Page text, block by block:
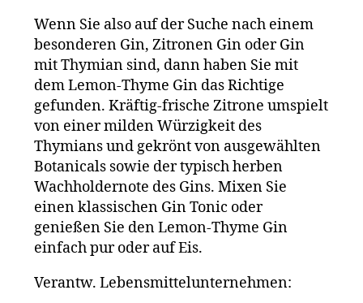
Wenn Sie also auf der Suche nach einem
besonderen Gin, Zitronen Gin oder Gin
mit Thymian sind, dann haben Sie mit
dem Lemon-Thyme Gin das Richtige
gefunden. Kräftig-frische Zitrone umspielt
von einer milden Würzigkeit des
Thymians und gekrönt von ausgewählten
Botanicals sowie der typisch herben
Wachholdernote des Gins. Mixen Sie
einen klassischen Gin Tonic oder
genießen Sie den Lemon-Thyme Gin
einfach pur oder auf Eis.
Verantw. Lebensmittel­unternehmen: